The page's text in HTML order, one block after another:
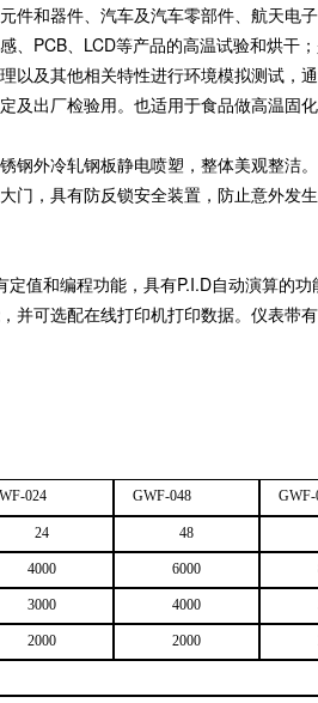
件和器件、汽车及汽车零部件、航天电
、PCB、LCD等产品的高温试验和烘干
以及其他相关特性进行环境模拟测试，
出厂检验用。也适用于食品做高温固化
外冷轧钢板静电喷塑，整体美观整洁。
门，具有防反锁安全装置，防止意外发
值和编程功能，具有P.I.D自动演算的
并可选配在线打印机打印数据。仪表带
024 GWF-048 GWF-
24 48
4000 6000
3000 4000
2000 2000